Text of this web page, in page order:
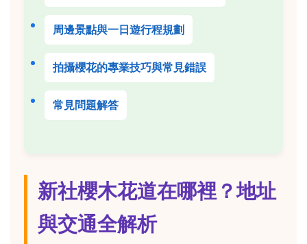
周邊景點與一日遊行程規劃
拍攝櫻花的專業技巧與常見錯誤
常見問題解答
新社櫻木花道在哪裡？地址
與交通全解析